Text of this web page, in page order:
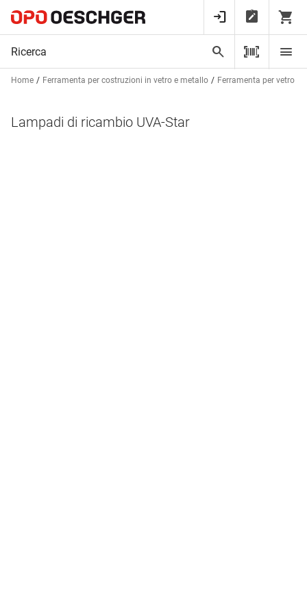
Home Ferramenta per costruzioni in vetro e metallo Ferramenta per vetro
Lampadi di ricambio UVA-Star